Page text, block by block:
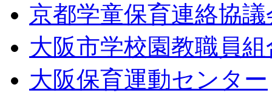
京都学童保育連絡協議
大阪市学校園教職員組
大阪保育運動センター